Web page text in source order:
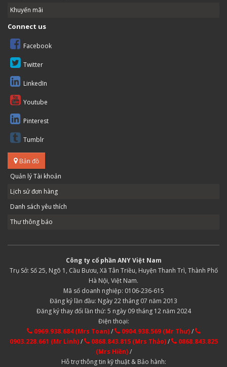
Khuyến mãi
Connect us
Facebook
Twitter
LinkedIn
Youtube
Pinterest
Tumblr
Bản đồ
Quản lý Tài khoản
Lịch sử đơn hàng
Danh sách yêu thích
Thư thông báo
Công ty cổ phần ANY Việt Nam
Trụ Sở: Số 25, Ngõ 1, Cầu Bươu, Xã Tân Triều, Huyện Thanh Trì, Thành Phố
Hà Nội, Việt Nam.
Mã số doanh nghiệp: 0106-236-615
Đăng ký lần đầu: Ngày 22 tháng 07 năm 2013
Đăng ký thay đổi lần thứ: 5 ngày 09 tháng 12 năm 2024
Điện thoại:
0969.938.684 (Mrs Toan)/ 0904.938.569 (Mr Thư)/
0903.228.661 (Mr Linh)/ 0868.843.815 (Mrs Thảo)/
0868.843.825
(Mrs Hiền)/
Hỗ trợ thông tin kỹ thuật & Bảo hành: